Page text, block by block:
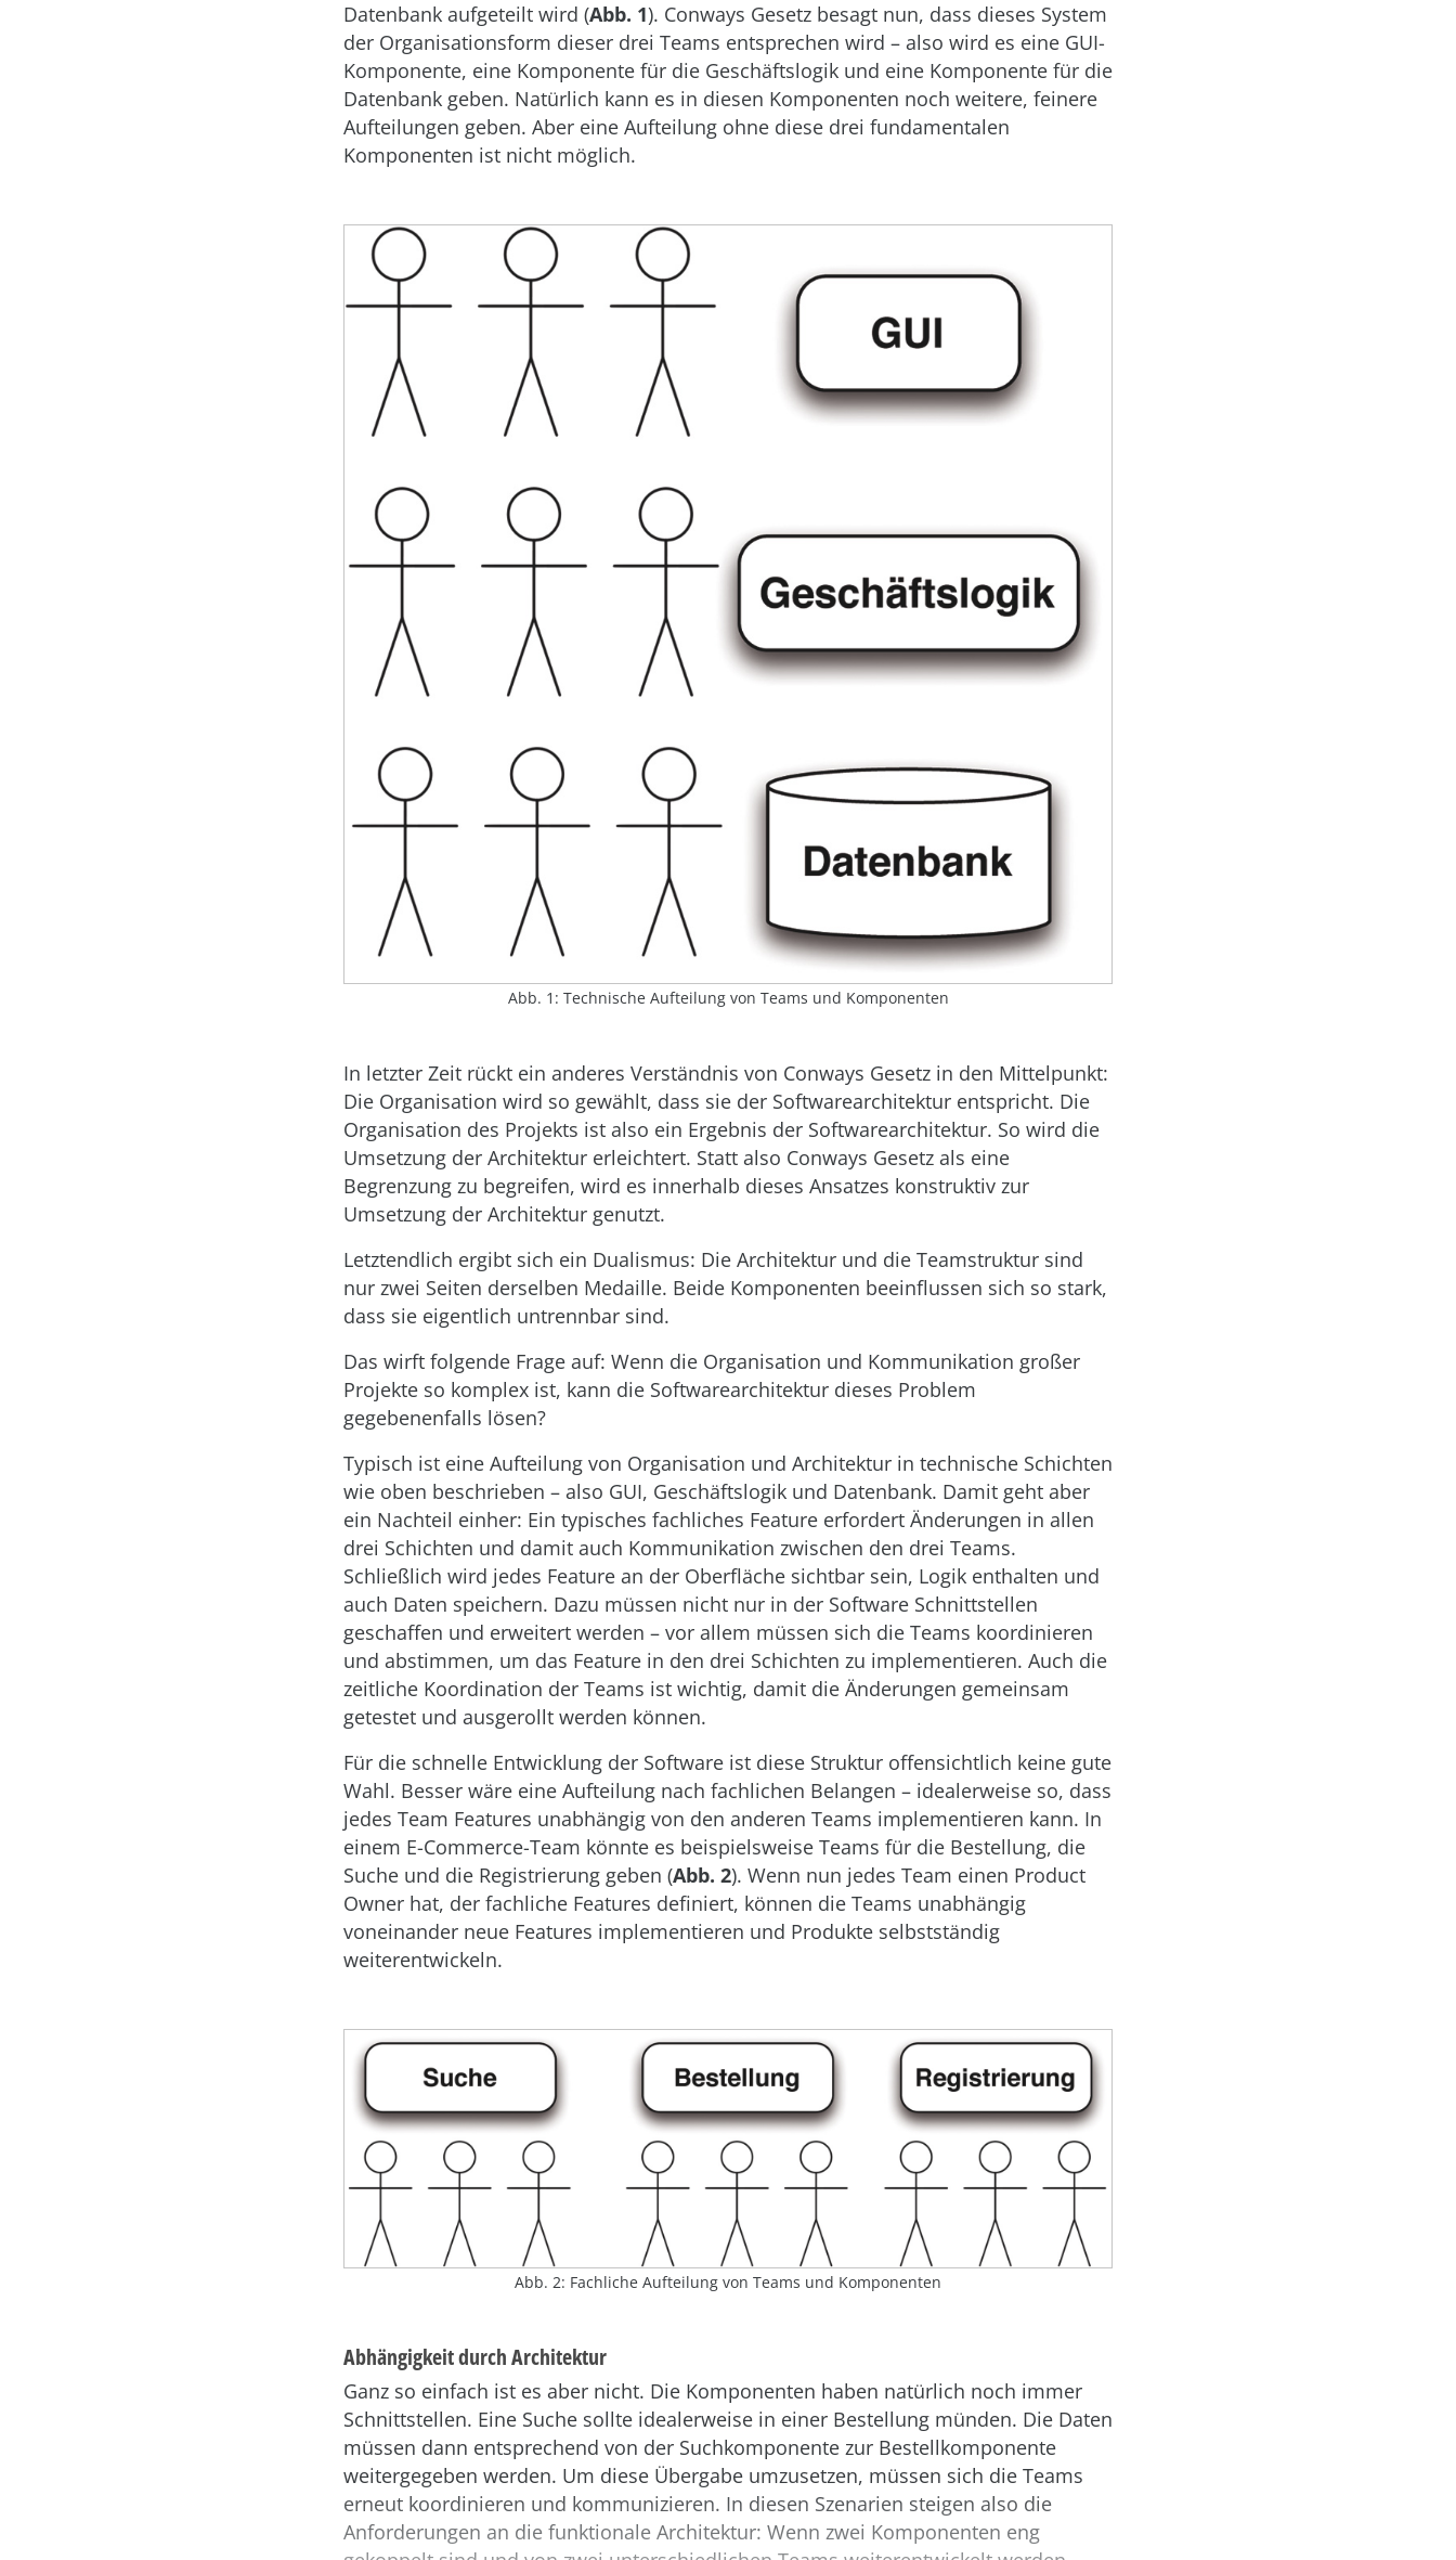
Datenbank aufgeteilt wird (Abb. 1). Conways Gesetz besagt nun, dass dieses System
der Organisationsform dieser drei Teams entsprechen wird – also wird es eine GUI-
Komponente, eine Komponente für die Geschäftslogik und eine Komponente für die
Datenbank geben. Natürlich kann es in diesen Komponenten noch weitere, feinere
Aufteilungen geben. Aber eine Aufteilung ohne diese drei fundamentalen
Komponenten ist nicht möglich.
Abb. 1: Technische Aufteilung von Teams und Komponenten
In letzter Zeit rückt ein anderes Verständnis von Conways Gesetz in den Mittelpunkt:
Die Organisation wird so gewählt, dass sie der Softwarearchitektur entspricht. Die
Organisation des Projekts ist also ein Ergebnis der Softwarearchitektur. So wird die
Umsetzung der Architektur erleichtert. Statt also Conways Gesetz als eine
Begrenzung zu begreifen, wird es innerhalb dieses Ansatzes konstruktiv zur
Umsetzung der Architektur genutzt.
Letztendlich ergibt sich ein Dualismus: Die Architektur und die Teamstruktur sind
nur zwei Seiten derselben Medaille. Beide Komponenten beeinflussen sich so stark,
dass sie eigentlich untrennbar sind.
Das wirft folgende Frage auf: Wenn die Organisation und Kommunikation großer
Projekte so komplex ist, kann die Softwarearchitektur dieses Problem
gegebenenfalls lösen?
Typisch ist eine Aufteilung von Organisation und Architektur in technische Schichten
wie oben beschrieben – also GUI, Geschäftslogik und Datenbank. Damit geht aber
ein Nachteil einher: Ein typisches fachliches Feature erfordert Änderungen in allen
drei Schichten und damit auch Kommunikation zwischen den drei Teams.
Schließlich wird jedes Feature an der Oberfläche sichtbar sein, Logik enthalten und
auch Daten speichern. Dazu müssen nicht nur in der Software Schnittstellen
geschaffen und erweitert werden – vor allem müssen sich die Teams koordinieren
und abstimmen, um das Feature in den drei Schichten zu implementieren. Auch die
zeitliche Koordination der Teams ist wichtig, damit die Änderungen gemeinsam
getestet und ausgerollt werden können.
Für die schnelle Entwicklung der Software ist diese Struktur offensichtlich keine gute
Wahl. Besser wäre eine Aufteilung nach fachlichen Belangen – idealerweise so, dass
jedes Team Features unabhängig von den anderen Teams implementieren kann. In
einem E-Commerce-Team könnte es beispielsweise Teams für die Bestellung, die
Suche und die Registrierung geben (Abb. 2). Wenn nun jedes Team einen Product
Owner hat, der fachliche Features definiert, können die Teams unabhängig
voneinander neue Features implementieren und Produkte selbstständig
weiterentwickeln.
Abb. 2: Fachliche Aufteilung von Teams und Komponenten
Abhängigkeit durch Architektur
Ganz so einfach ist es aber nicht. Die Komponenten haben natürlich noch immer
Schnittstellen. Eine Suche sollte idealerweise in einer Bestellung münden. Die Daten
müssen dann entsprechend von der Suchkomponente zur Bestellkomponente
weitergegeben werden. Um diese Übergabe umzusetzen, müssen sich die Teams
erneut koordinieren und kommunizieren. In diesen Szenarien steigen also die
Anforderungen an die funktionale Architektur: Wenn zwei Komponenten eng